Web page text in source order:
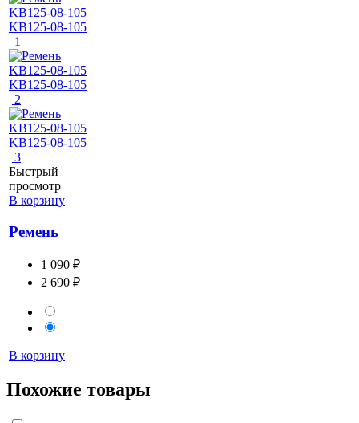
Быстрый
просмотр
В корзину
Ремень
1 090 ₽
2 690 ₽
В корзину
Похожие товары